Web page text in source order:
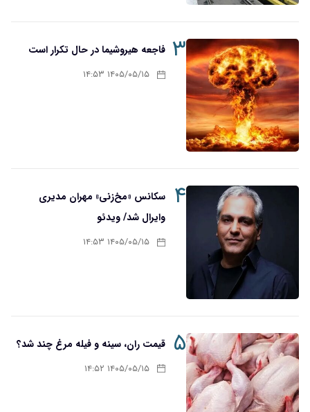
۳ فاجعه هیروشیما در حال تکرار است
۱۴۰۵/۰۵/۱۵ ۱۴:۵۳
۴
سکانس «مخ‌زنی» مهران مدیری
وایرال شد/ ویدئو
۱۴۰۵/۰۵/۱۵ ۱۴:۵۳
۵ قیمت ران، سینه و فیله مرغ چند شد؟
۱۴۰۵/۰۵/۱۵ ۱۴:۵۲